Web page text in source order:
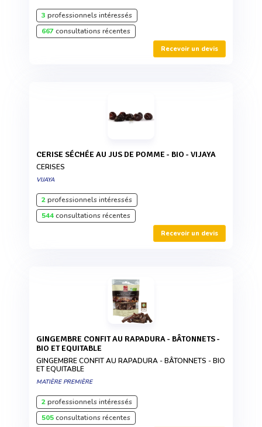
3 professionnels intéressés
667consultations récentes
Recevoir un devis
CERISE SÉCHÉE AU JUS DE POMME - BIO - VIJAYA
CERISES
VIJAYA
2professionnels intéressés
544consultations récentes
Recevoir un devis
GINGEMBRE CONFIT AU RAPADURA - BÂTONNETS -
BIO ET EQUITABLE
GINGEMBRE CONFIT AU RAPADURA - BÂTONNETS - BIO
ET EQUITABLE
MATIÈRE PREMIÈRE
2professionnels intéressés
505consultations récentes